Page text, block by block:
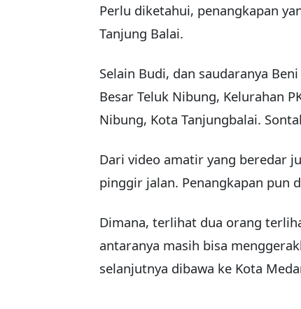
Perlu diketahui, penangkapan
Tanjung Balai.
Selain Budi, dan saudaranya
Besar Teluk Nibung, Kelurahan
Nibung, Kota Tanjungbalai.
Dari video amatir yang beredar
pinggir jalan. Penangkapan pun
Dimana, terlihat dua orang
antaranya masih bisa
selanjutnya dibawa ke Kota